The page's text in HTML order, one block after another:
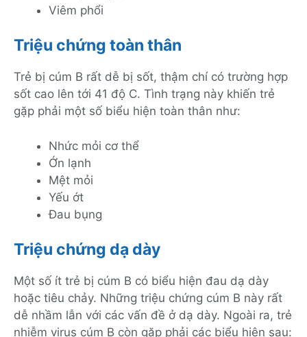
Viêm phổi
Triệu chứng toàn thân
Trẻ bị cúm B rất dễ bị sốt, thậm chí có trường hợp
sốt cao lên tới 41 độ C. Tình trạng này khiến trẻ
gặp phải một số biểu hiện toàn thân như:
Nhức mỏi cơ thể
Ớn lạnh
Mệt mỏi
Yếu ớt
Đau bụng
Triệu chứng dạ dày
Một số ít trẻ bị cúm B có biểu hiện đau dạ dày
hoặc tiêu chảy. Những triệu chứng cúm B này rất
dễ nhầm lẫn với các vấn đề ở dạ dày. Ngoài ra, trẻ
nhiễm virus cúm B còn gặp phải các biểu hiện sau: